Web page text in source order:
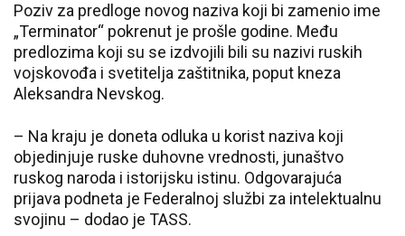
Poziv za predloge novog naziva koji bi zamenio ime
„Terminator“ pokrenut je prošle godine. Među
predlozima koji su se izdvojili bili su nazivi ruskih
vojskovođa i svetitelja zaštitnika, poput kneza
Aleksandra Nevskog.
– Na kraju je doneta odluka u korist naziva koji
objedinjuje ruske duhovne vrednosti, junaštvo
ruskog naroda i istorijsku istinu. Odgovarajuća
prijava podneta je Federalnoj službi za intelektualnu
svojinu – dodao je TASS.